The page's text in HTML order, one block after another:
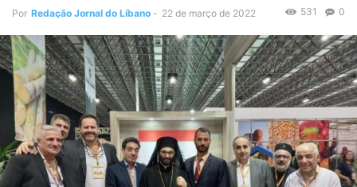
Por Redação Jornal do Líbano - 22 de março de 2022 0
531